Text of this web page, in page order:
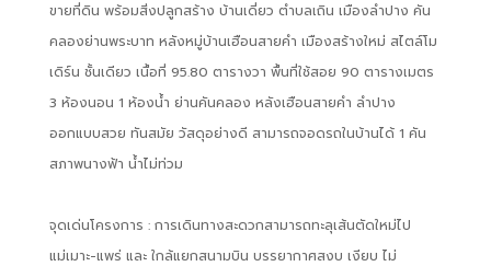
ขายที่ดิน พร้อมสิ่งปลูกสร้าง บ้านเดี่ยว ตำบลเถิน เมืองลำปาง คัน
คลองย่านพระบาท หลังหมู่บ้านเฮือนสายคำ เมืองสร้างใหม่ สไตล์โม
เดิร์น ชั้นเดียว เนื้อที่ 95.80 ตารางวา พื้นที่ใช้สอย 90 ตารางเมตร
3 ห้องนอน 1 ห้องน้ำ ย่านคันคลอง หลังเฮือนสายคำ ลำปาง
ออกแบบสวย ทันสมัย วัสดุอย่างดี สามารถจอดรถในบ้านได้ 1 คัน
สภาพนางฟ้า น้ำไม่ท่วม
จุดเด่นโครงการ : การเดินทางสะดวกสามารถทะลุเส้นตัดใหม่ไป
แม่เมาะ-แพร่ และ ใกล้แยกสนามบิน บรรยากาศสงบ เงียบ ไม่